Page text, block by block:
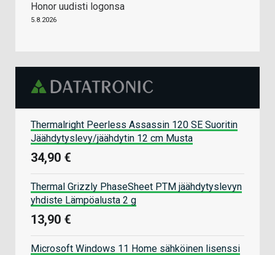
Honor uudisti logonsa
5.8.2026
Thermalright Peerless Assassin 120 SE Suoritin
Jäähdytyslevy/jäähdytin 12 cm Musta
34,90 €
Thermal Grizzly PhaseSheet PTM jäähdytyslevyn
yhdiste Lämpöalusta 2 g
13,90 €
Microsoft Windows 11 Home sähköinen lisenssi